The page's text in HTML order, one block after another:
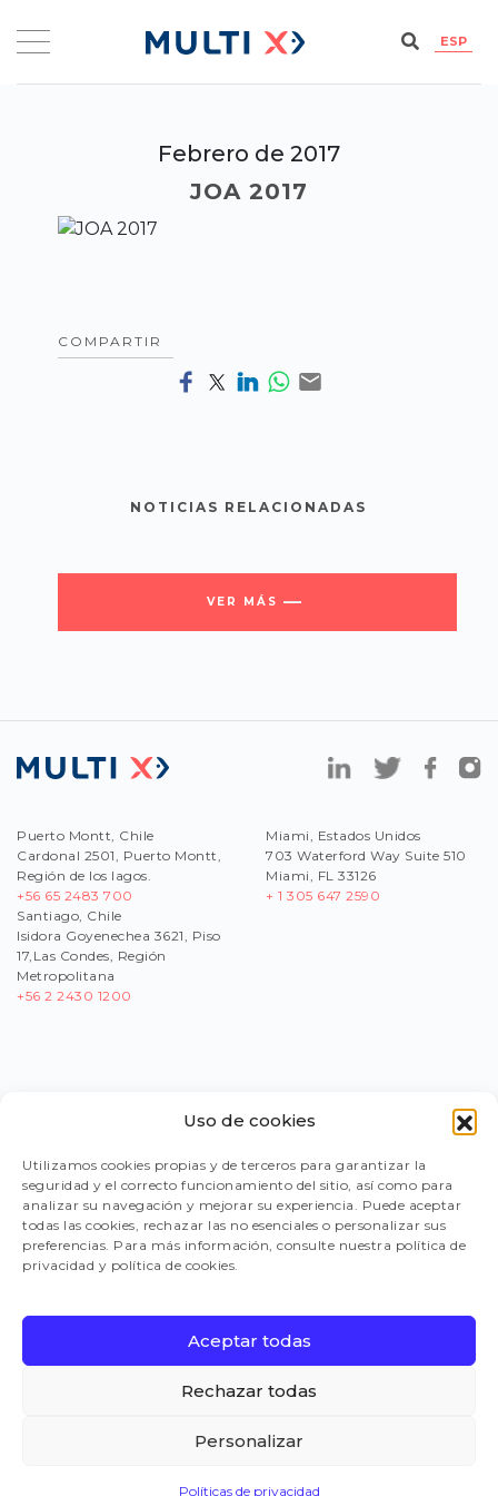
Uso de cookies
Utilizamos cookies propias y de terceros para garantizar la
seguridad y el correcto funcionamiento del sitio, así como para
analizar su navegación y mejorar su experiencia. Puede aceptar
todas las cookies, rechazar las no esenciales o personalizar sus
preferencias. Para más información, consulte nuestra política de
privacidad y política de cookies.
Aceptar todas
Rechazar todas
Personalizar
Políticas de privacidad
ESP
Febrero de 2017
JOA 2017
COMPARTIR
NOTICIAS RELACIONADAS
VER MÁS
Puerto Montt, Chile
Cardonal 2501, Puerto Montt,
Región de los lagos.
+56 65 2483 700
Santiago, Chile
Isidora Goyenechea 3621, Piso
17,Las Condes, Región
Metropolitana
+56 2 2430 1200
Miami, Estados Unidos
703 Waterford Way Suite 510
Miami, FL 33126
+ 1 305 647 2590
PORTAL PROVEEDORES
LEGISLACIÓN
CANAL DE DENUNCIAS